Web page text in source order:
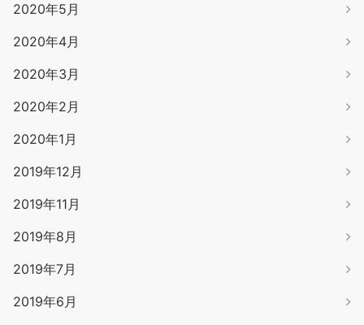
2020年5月
2020年4月
2020年3月
2020年2月
2020年1月
2019年12月
2019年11月
2019年8月
2019年7月
2019年6月